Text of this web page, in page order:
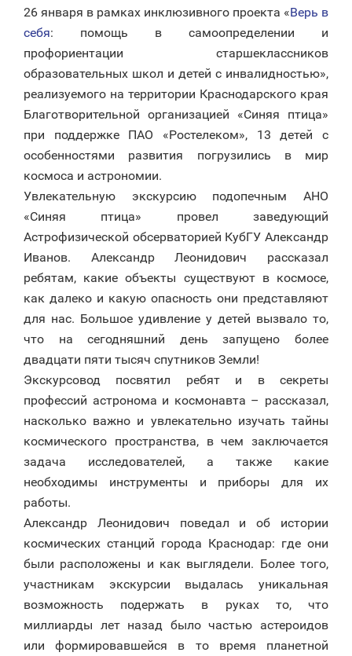
26 января в рамках инклюзивного проекта «Верь в
себя: помощь в самоопределении и
профориентации старшеклассников
образовательных школ и детей с инвалидностью»,
реализуемого на территории Краснодарского края
Благотворительной организацией «Синяя птица»
при поддержке ПАО «Ростелеком», 13 детей с
особенностями развития погрузились в мир
космоса и астрономии.
Увлекательную экскурсию подопечным АНО
«Синяя птица» провел заведующий
Астрофизической обсерваторией КубГУ Александр
Иванов. Александр Леонидович рассказал
ребятам, какие объекты существуют в космосе,
как далеко и какую опасность они представляют
для нас. Большое удивление у детей вызвало то,
что на сегодняшний день запущено более
двадцати пяти тысяч спутников Земли!
Экскурсовод посвятил ребят и в секреты
профессий астронома и космонавта – рассказал,
насколько важно и увлекательно изучать тайны
космического пространства, в чем заключается
задача исследователей, а также какие
необходимы инструменты и приборы для их
работы.
Александр Леонидович поведал и об истории
космических станций города Краснодар: где они
были расположены и как выглядели. Более того,
участникам экскурсии выдалась уникальная
возможность подержать в руках то, что
миллиарды лет назад было частью астероидов
или формировавшейся в то время планетной